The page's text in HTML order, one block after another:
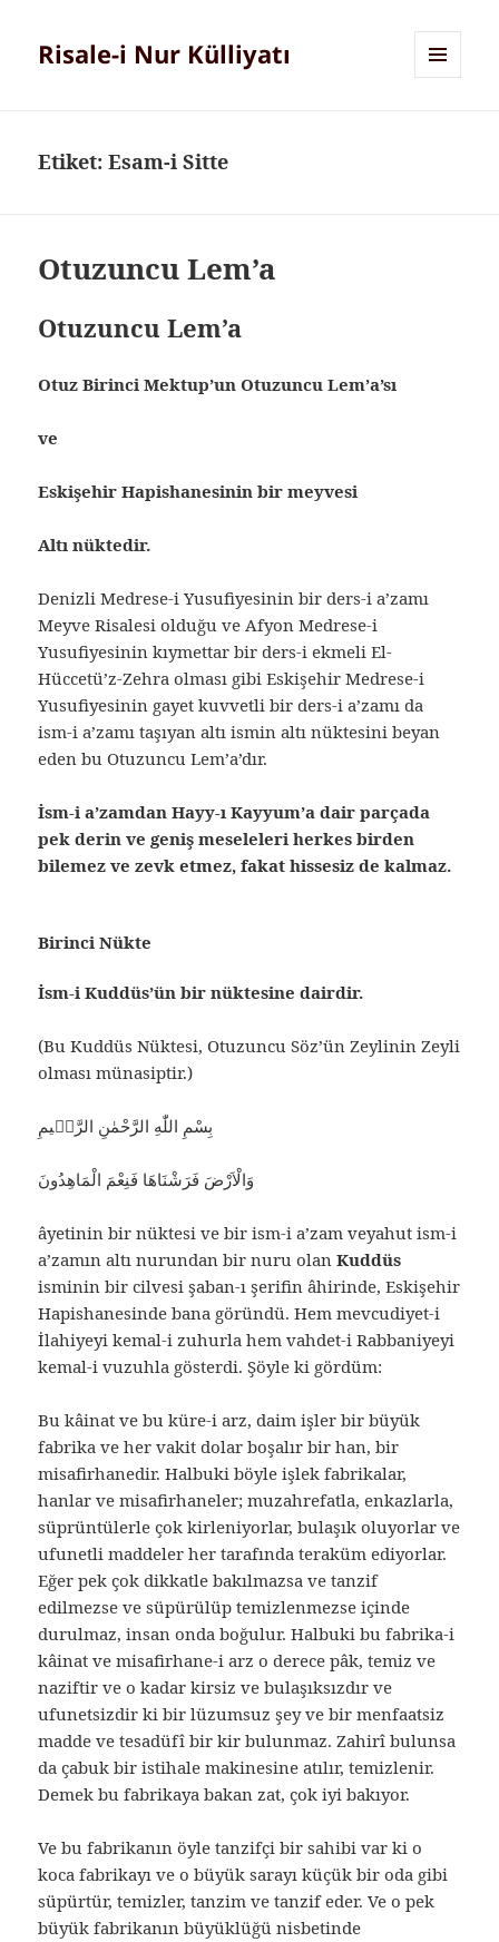
Risale-i Nur Külliyatı
Etiket:Esam-i Sitte
Otuzuncu Lem’a
Otuzuncu Lem’a
Otuz Birinci Mektup’un Otuzuncu Lem’a’sı
ve
Eskişehir Hapishanesinin bir meyvesi
Altı nüktedir.
Denizli Medrese-i Yusufiyesinin bir ders-i a’zamı
Meyve Risalesi olduğu ve Afyon Medrese-i
Yusufiyesinin kıymettar bir ders-i ekmeli El-
Hüccetü’z-Zehra olması gibi Eskişehir Medrese-i
Yusufiyesinin gayet kuvvetli bir ders-i a’zamı da
ism-i a’zamı taşıyan altı ismin altı nüktesini beyan
eden bu Otuzuncu Lem’a’dır.
İsm-i a’zamdan Hayy-ı Kayyum’a dair parçada
pek derin ve geniş meseleleri herkes birden
bilemez ve zevk etmez, fakat hissesiz de kalmaz.
Birinci Nükte
İsm-i Kuddüs’ün bir nüktesine dairdir.
(Bu Kuddüs Nüktesi, Otuzuncu Söz’ün Zeylinin Zeyli
olması münasiptir.)
بِسْمِ اللّٰهِ الرَّحْمٰنِ الرَّحٖيمِ
وَالْاَرْضَ فَرَشْنَاهَا فَنِعْمَ الْمَاهِدُونَ
âyetinin bir nüktesi ve bir ism-i a’zam veyahut ism-i
a’zamın altı nurundan bir nuru olanKuddüs
isminin bir cilvesi şaban-ı şerifin âhirinde, Eskişehir
Hapishanesinde bana göründü. Hem mevcudiyet-i
İlahiyeyi kemal-i zuhurla hem vahdet-i Rabbaniyeyi
kemal-i vuzuhla gösterdi. Şöyle ki gördüm:
Bu kâinat ve bu küre-i arz, daim işler bir büyük
fabrika ve her vakit dolar boşalır bir han, bir
misafirhanedir. Halbuki böyle işlek fabrikalar,
hanlar ve misafirhaneler; muzahrefatla, enkazlarla,
süprüntülerle çok kirleniyorlar, bulaşık oluyorlar ve
ufunetli maddeler her tarafında teraküm ediyorlar.
Eğer pek çok dikkatle bakılmazsa ve tanzif
edilmezse ve süpürülüp temizlenmezse içinde
durulmaz, insan onda boğulur. Halbuki bu fabrika-i
kâinat ve misafirhane-i arz o derece pâk, temiz ve
naziftir ve o kadar kirsiz ve bulaşıksızdır ve
ufunetsizdir ki bir lüzumsuz şey ve bir menfaatsiz
madde ve tesadüfî bir kir bulunmaz. Zahirî bulunsa
da çabuk bir istihale makinesine atılır, temizlenir.
Demek bu fabrikaya bakan zat, çok iyi bakıyor.
Ve bu fabrikanın öyle tanzifçi bir sahibi var ki o
koca fabrikayı ve o büyük sarayı küçük bir oda gibi
süpürtür, temizler, tanzim ve tanzif eder. Ve o pek
büyük fabrikanın büyüklüğü nisbetinde